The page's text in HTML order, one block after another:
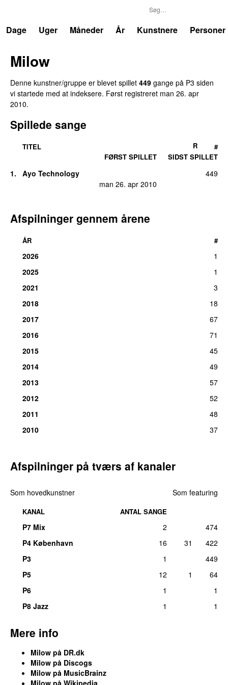
Dage
Uger Måneder År Kunstnere Personer
Milow
Denne kunstner/gruppe er blevet spillet 449 gange på P3 siden
vi startede med at indeksere. Først registreret man 26. apr
2010.
Spillede sange
TITEL
FØRST SPILLET
SIDST SPILLET
R #
1.
Ayo Technology
man 26. apr 2010
449
Afspilninger gennem årene
ÅR #
2026
1
2025
1
2021
3
2018
18
2017
67
2016
71
2015
45
2014
49
2013
57
2012
52
2011
48
2010
37
Afspilninger på tværs af kanaler
Som hovedkunstner Som featuring
KANAL ANTAL SANGE
P7 Mix 2
474
P4 København
16 31
422
P3
1
449
P5
12 1
64
P6
1
1
P8 Jazz
1 1
Mere info
Milow på DR.dk
Milow på Discogs
Milow på MusicBrainz
Milow på Wikipedia